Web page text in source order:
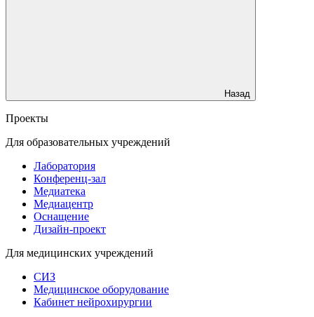
Назад
Проекты
Для образовательных учреждений
Лаборатория
Конференц-зал
Медиатека
Медиацентр
Оснащение
Дизайн-проект
Для медицинских учреждений
СИЗ
Медицинское оборудование
Кабинет нейрохирургии